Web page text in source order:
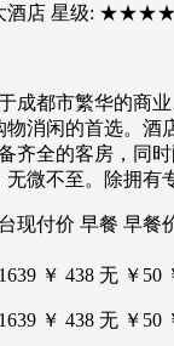
酒店 星级: ★★★★
都市繁华的商业
消闲的首选。酒
齐全的客房，同
微不至。除拥有
付价 早餐 早餐
￥ 438 无 ￥50
￥ 438 无 ￥50